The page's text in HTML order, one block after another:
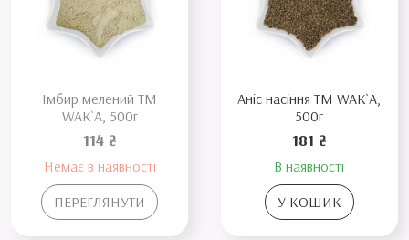
Імбир мелений TM
WAK`A, 500г
114 ₴
Немає в наявності
ПЕРЕГЛЯНУТИ
Аніс насіння TM WAK`A,
500г
181 ₴
В наявності
У КОШИК